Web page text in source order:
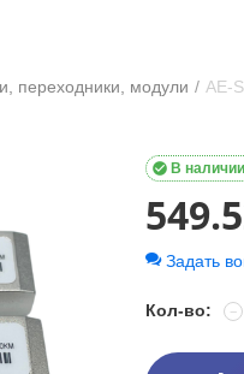
переходники, модули / AE-
В наличии

Задать
Кол-во: −